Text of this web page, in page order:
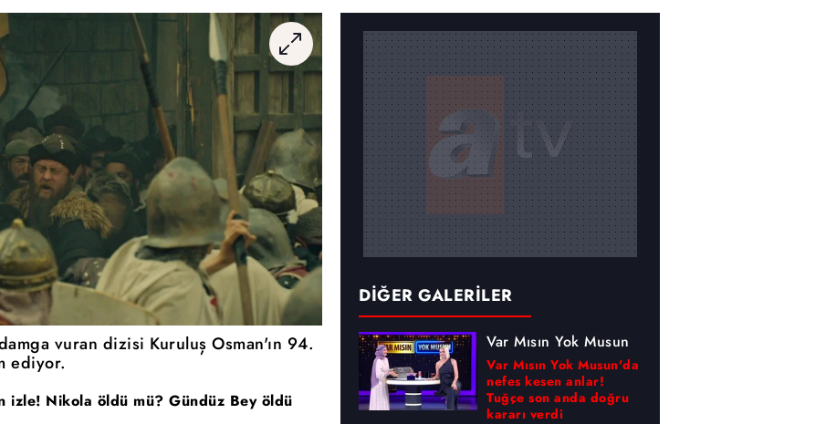
vuran dizisi Kuruluş Osman'ın 94.
ediyor.
izle! Nikola öldü mü? Gündüz Bey öldü
DİĞER GALERİLER
Var Mısın Yok Musun
Var Mısın Yok Musun'da
nefes kesen anlar!
Tuğçe son anda doğru
kararı verdi